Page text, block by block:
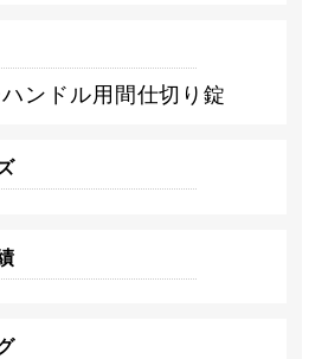
ンドル用間仕切り錠